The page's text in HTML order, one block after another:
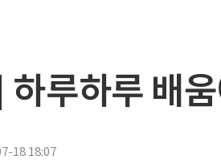
루하루 배
18 18:07